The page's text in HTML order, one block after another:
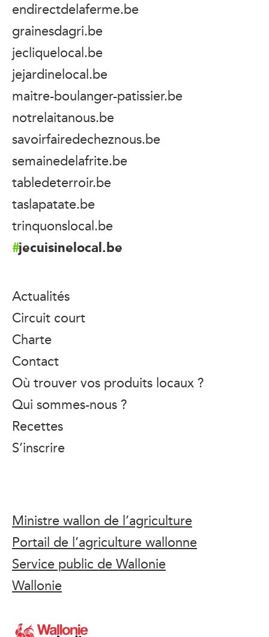
endirectdelaferme.be
grainesdagri.be
jecliquelocal.be
jejardinelocal.be
maitre-boulanger-patissier.be
notrelaitanous.be
savoirfairedecheznous.be
semainedelafrite.be
tabledeterroir.be
taslapatate.be
trinquonslocal.be
jecuisinelocal.be
Actualités
Circuit court
Charte
Contact
Où trouver vos produits locaux ?
Qui sommes-nous ?
Recettes
S’inscrire
Ministre wallon de l’agriculture
Portail de l’agriculture wallonne
Service public de Wallonie
Wallonie